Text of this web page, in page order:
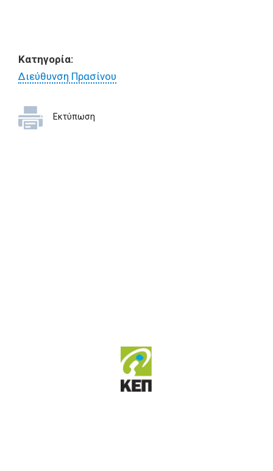
Κατηγορία:
Διεύθυνση Πρασίνου
Εκτύπωση